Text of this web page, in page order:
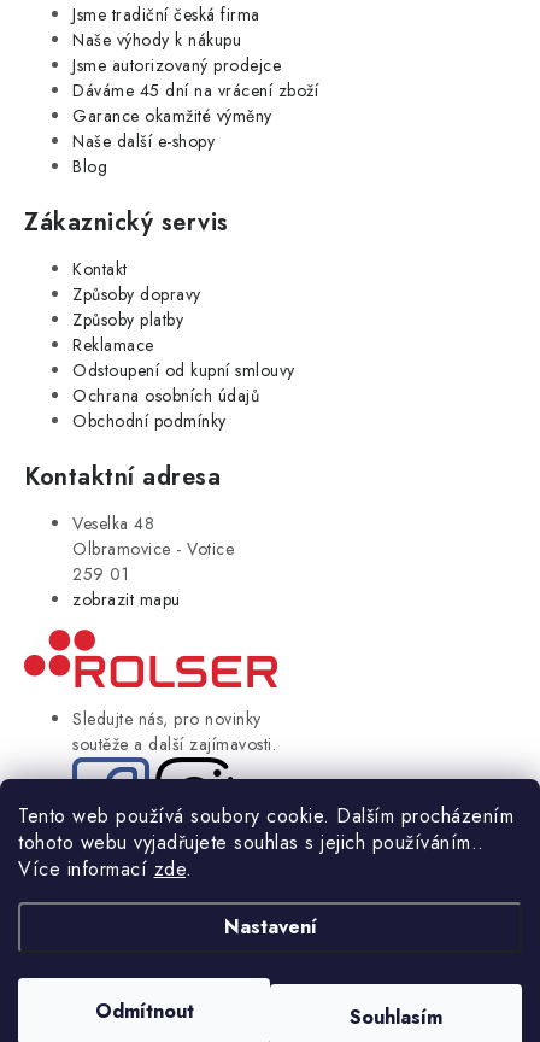
Tento web používá soubory cookie. Dalším procházením
tohoto webu vyjadřujete souhlas s jejich používáním..
Více informací zde.
Nastavení
Odmítnout Souhlasím
Jsme tradiční česká firma
Naše výhody k nákupu
Jsme autorizovaný prodejce
Dáváme 45 dní na vrácení zboží
Garance okamžité výměny
Naše další e-shopy
Blog
Zákaznický servis
Kontakt
Způsoby dopravy
Způsoby platby
Reklamace
Odstoupení od kupní smlouvy
Ochrana osobních údajů
Obchodní podmínky
Kontaktní adresa
Veselka 48
Olbramovice - Votice
259 01
zobrazit mapu
Sledujte nás, pro novinky
soutěže a další zajímavosti.
© Copyright 2004-2024 Rolser.cz | webdesign
ČESKÁ REPUBLIKA
Zároveň je povinen zaevidovat přijatou tržbu u správce daně online; v